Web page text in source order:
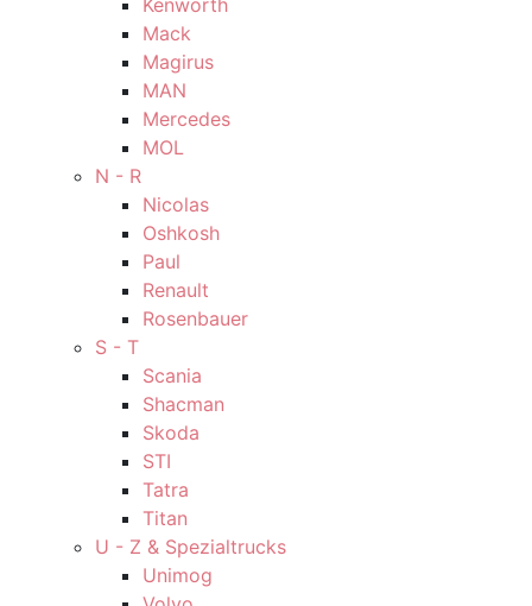
Kenworth
Mack
Magirus
MAN
Mercedes
MOL
N - R
Nicolas
Oshkosh
Paul
Renault
Rosenbauer
S - T
Scania
Shacman
Skoda
STI
Tatra
Titan
U - Z & Spezialtrucks
Unimog